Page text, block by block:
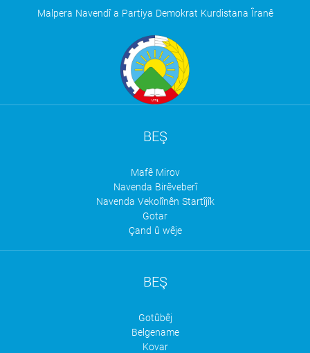
Malpera Navendî a Partiya Demokrat Kurdistana Îranê
BEŞ
Mafê Mirov
Navenda Birêveberî
Navenda Vekolînên Startîjîk
Gotar
Çand û wêje
BEŞ
Gotûbêj
Belgename
Kovar